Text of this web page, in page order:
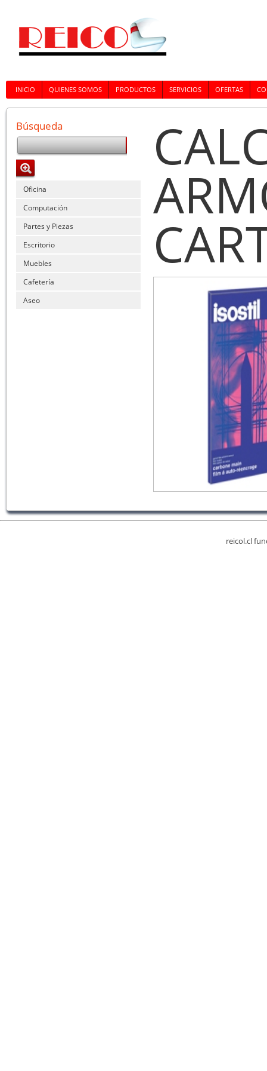
INICIO QUIENES SOMOS PRODUCTOS SERVICIOS OFERTAS
Búsqueda
Oficina
Computación
Partes y Piezas
Escritorio
Muebles
Cafetería
Aseo
reicol.cl